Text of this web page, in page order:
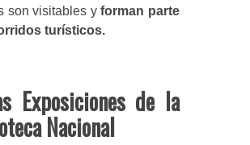
son visitables y forman parte
turísticos.
Exposiciones de la
Nacional